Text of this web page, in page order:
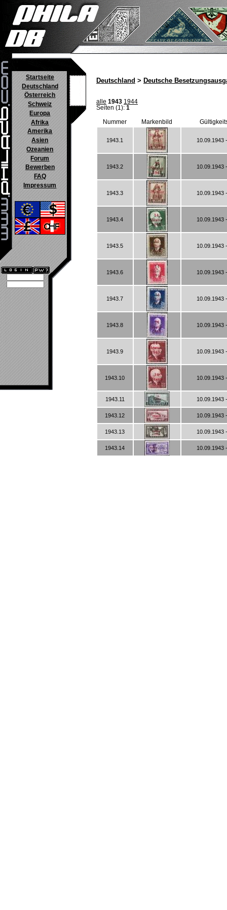
Startseite
Deutschland
Österreich
Schweiz
Europa
Afrika
Amerika
Asien
Ozeanien
Forum
Bewerben
FAQ
Impressum
Deutschland > Deutsche
alle 1943 1944
Seiten (1): 1
Nummer Markenbild
1943.1 10.09.1943
1943.2 10.09.1943
1943.3 10.09.1943
1943.4 10.09.1943
1943.5 10.09.1943
1943.6 10.09.1943
1943.7 10.09.1943
1943.8 10.09.1943
1943.9 10.09.1943
1943.10 10.09.1943
1943.11 10.09.1943
1943.12 10.09.1943
1943.13 10.09.1943
1943.14 10.09.1943